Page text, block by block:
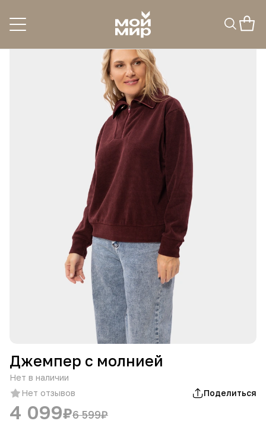
Джемпер с молнией
Нет в наличии
Нет отзывов
Поделиться
4 099₽6 599₽